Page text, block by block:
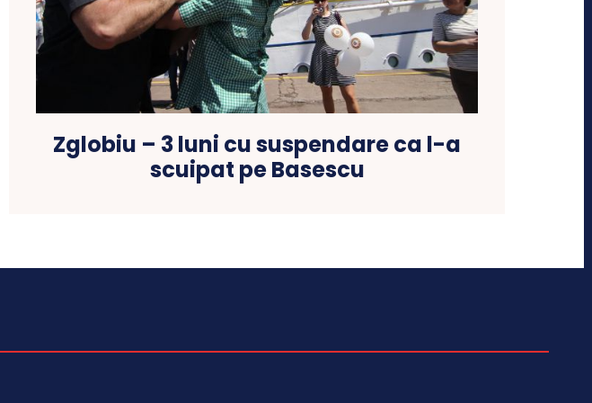
Zglobiu – 3 luni cu suspendare ca l-a
scuipat pe Basescu